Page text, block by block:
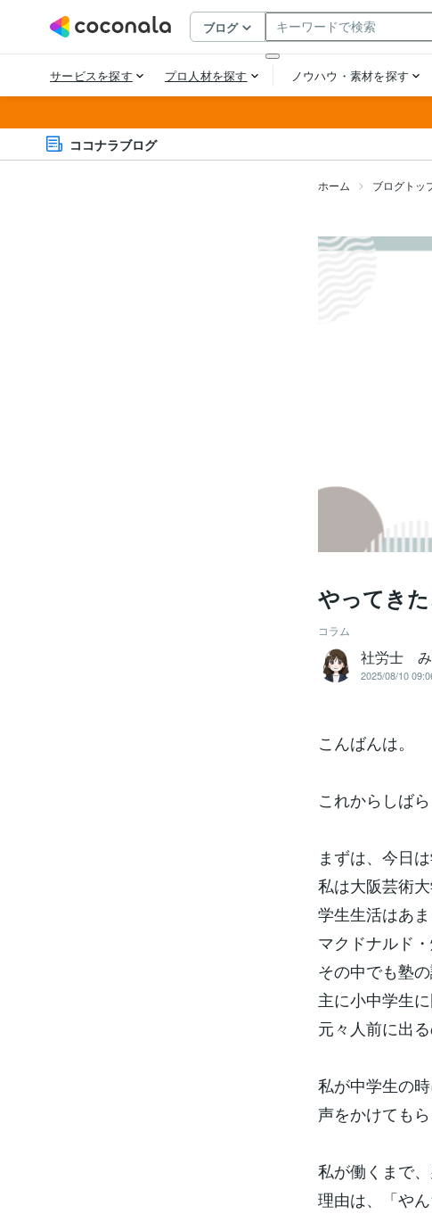
ココナラブログ
ホーム ブログトッ
やってき
コラム
社労士 み
2025/08/10
こんばんは。
これからしば
まずは、今日
私は大阪芸術
学生生活はあ
マクドナルド
その中でも塾
主に小中学生
元々人前に出
私が中学生の
声をかけても
私が働くまで
理由は、「や